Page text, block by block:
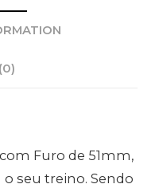
Furo de 51mm,
seu treino. Sendo